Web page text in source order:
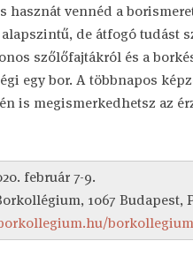
hasznát vennéd a
de átfogó tudást
szőlőfajtákról és a
egy bor. A többnapos
is megismerkedhetsz az
február 7-9.
1067 Budapest,